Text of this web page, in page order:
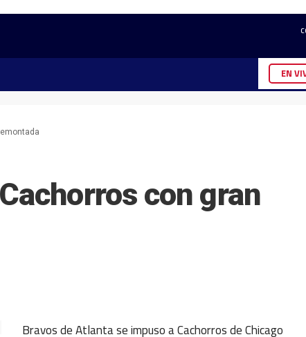
EN
con gran
Bravos de Atlanta se impuso a Cachorros de Chicago